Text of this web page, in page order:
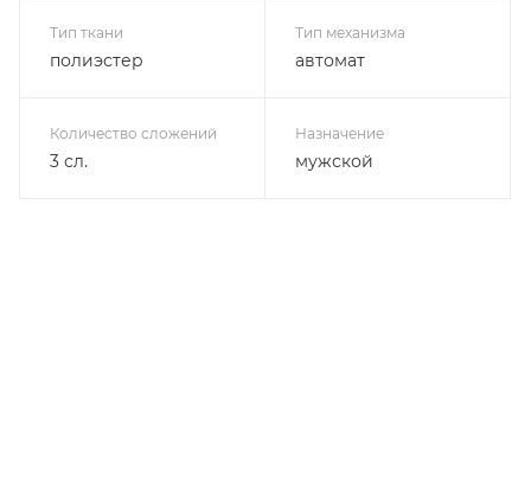
Тип ткани
полиэстер
Тип механизма
автомат
Количество сложений
3 сл.
Назначение
мужской